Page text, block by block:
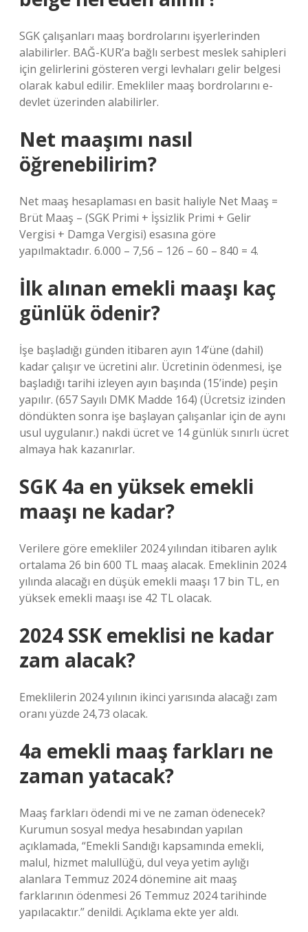
SGK çalışanları maaş bordrolarını işyerlerinden
alabilirler. BAĞ-KUR’a bağlı serbest meslek sahipleri
için gelirlerini gösteren vergi levhaları gelir belgesi
olarak kabul edilir. Emekliler maaş bordrolarını e-
devlet üzerinden alabilirler.
Net maaşımı nasıl
öğrenebilirim?
Net maaş hesaplaması en basit haliyle Net Maaş =
Brüt Maaş – (SGK Primi + İşsizlik Primi + Gelir
Vergisi + Damga Vergisi) esasına göre
yapılmaktadır. 6.000 – 7,56 – 126 – 60 – 840 = 4.
İlk alınan emekli maaşı kaç
günlük ödenir?
İşe başladığı günden itibaren ayın 14’üne (dahil)
kadar çalışır ve ücretini alır. Ücretinin ödenmesi, işe
başladığı tarihi izleyen ayın başında (15’inde) peşin
yapılır. (657 Sayılı DMK Madde 164) (Ücretsiz izinden
döndükten sonra işe başlayan çalışanlar için de aynı
usul uygulanır.) nakdi ücret ve 14 günlük sınırlı ücret
almaya hak kazanırlar.
SGK 4a en yüksek emekli
maaşı ne kadar?
Verilere göre emekliler 2024 yılından itibaren aylık
ortalama 26 bin 600 TL maaş alacak. Emeklinin 2024
yılında alacağı en düşük emekli maaşı 17 bin TL, en
yüksek emekli maaşı ise 42 TL olacak.
2024 SSK emeklisi ne kadar
zam alacak?
Emeklilerin 2024 yılının ikinci yarısında alacağı zam
oranı yüzde 24,73 olacak.
4a emekli maaş farkları ne
zaman yatacak?
Maaş farkları ödendi mi ve ne zaman ödenecek?
Kurumun sosyal medya hesabından yapılan
açıklamada, “Emekli Sandığı kapsamında emekli,
malul, hizmet malullüğü, dul veya yetim aylığı
alanlara Temmuz 2024 dönemine ait maaş
farklarının ödenmesi 26 Temmuz 2024 tarihinde
yapılacaktır.” denildi. Açıklama ekte yer aldı.